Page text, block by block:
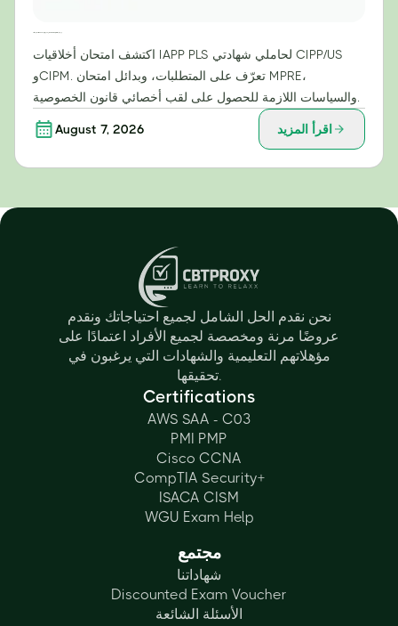
اكتشف امتحان أخلاقيات IAPP PLS لحاملي شهادتي CIPP/US
وCIPM. تعرّف على المتطلبات، وبدائل امتحان MPRE،
August 7, 2026 اقرأ المزيد
نحن نقدم الحل الشامل لجميع احتياجاتك ونقدم
عروضًا مرنة ومخصصة لجميع الأفراد اعتمادًا على
مؤهلاتهم التعليمية والشهادات التي يرغبون في
تحقيقها.
Certifications
AWS SAA - C03
PMI PMP
Cisco CCNA
CompTIA Security+
ISACA CISM
WGU Exam Help
مجتمع
شهاداتنا
Discounted Exam Voucher
الأسئلة الشائعة